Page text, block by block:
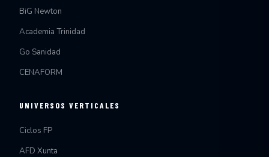
BiG Newton
Academia Trinidad
Go Sanidad
CENAFORM
UNIVERSOS VERTICALES
Ciclos FP
AFD Xunta